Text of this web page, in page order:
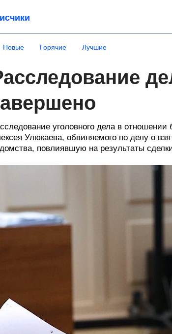
Новые Горячие Лучшие
уголовного дела в
Улюкаева, обвиняемого по делу о
повлиявшую на результаты